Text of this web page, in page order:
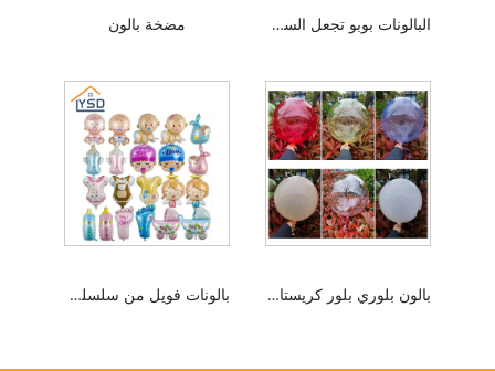
مضخة بالون البالونات بوبو تجعل السعادة في متناول اليد
بالونات فويل من سلسلة المعمودية بالون بلوري بلور كريستال بوبو